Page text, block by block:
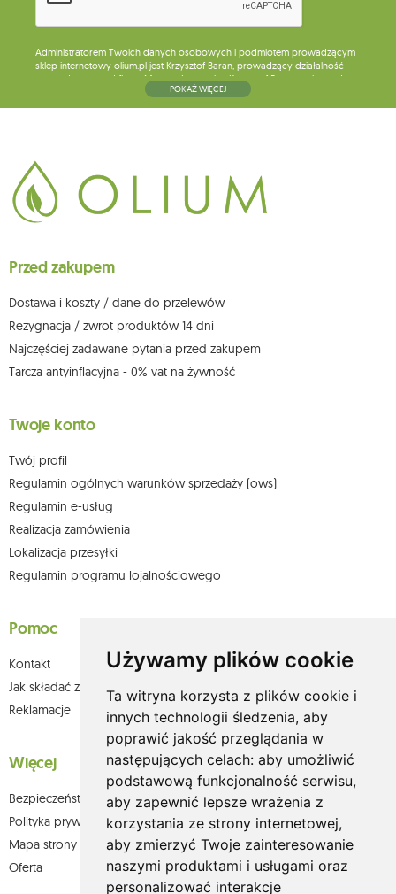
Używamy plików cookie
Ta witryna korzysta z plików cookie i
innych technologii śledzenia, aby
poprawić jakość przeglądania w
następujących celach: aby umożliwić
podstawową funkcjonalność serwisu,
aby zapewnić lepsze wrażenia z
korzystania ze strony internetowej,
aby zmierzyć Twoje zainteresowanie
naszymi produktami i usługami oraz
personalizować interakcje
Administratorem Twoich danych osobowych i podmiotem prowadzącym
sklep internetowy olium.pl jest Krzysztof Baran, prowadzący działalność
gospodarczą pod firmą: Mouton Interactive Krzysztof Baran wpisaną do
Centralnej Ewidencji i Informacji o Działalności Gospodarczej, adres
głównego miejsca wykonywania działalności w Siedlcach, ul. Starowiejska
Dane będą przetwarzane w celu wysyłki newslettera i przechowywane do
chwili rezygnacji z subskrypcji.
Przysługuje Ci prawo do żądania dostępu do swoich danych osobowych,
ich sprostowania, usunięcia, ograniczenia przetwarzania, wniesienia
sprzeciwu wobec przetwarzania swoich danych oraz prawo do
którego dokonano na podstawie zgody przed jej cofnięciem. W tym celu
możesz kontaktować się z działem obsługi klienta Mouton Interactive pod
Więcej informacji: www.mouton.pl/ODO
POKAŻ WIĘCEJ
Przed zakupem
Dostawa i koszty / dane do przelewów
Rezygnacja / zwrot produktów 14 dni
Najczęściej zadawane pytania przed zakupem
Tarcza antyinflacyjna - 0% vat na żywność
Twoje konto
Twój profil
Regulamin ogólnych warunków sprzedaży (ows)
Regulamin e-usług
Realizacja zamówienia
Lokalizacja przesyłki
Regulamin programu lojalnościowego
Pomoc
Kontakt
Jak składać zamówienia w sklepie olium.pl?
Reklamacje
Więcej
Bezpieczeństwo płatności
Polityka prywatności
Mapa strony
Oferta